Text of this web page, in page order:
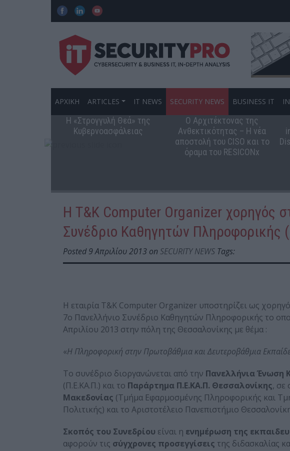
ΑΡΧΙΚΗ ARTICLES IT NEWS SECURITY NEWS BUSINESS IT
Η «Στρογγυλή Θεά» της
Κυβερνοασφάλειας
Ο Αρχιτέκτονας της
Ανθεκτικότητας – Η νέα
αποστολή του CISO και το
όραμα του RESICONx
Η Τ&Κ Computer Organizer χορηγός
Συνέδριο Καθηγητών Πληροφορικής
Posted 9 Απριλίου 2013 on SECURITY NEWS Tags:
H εταιρία Τ&Κ Computer Organizer υποστηρίζει ως
7ο Πανελλήνιο Συνέδριο Καθηγητών Πληροφορικής το
Απριλίου 2013 στην πόλη της Θεσσαλονίκης με θέμα :
«Η Πληροφορική στην Πρωτοβάθμια και Δευτεροβάθμια
Το συνέδριο διοργανώνεται από την Πανελλήνια Ένωση
(Π.Ε.ΚΑ.Π.) και το Παράρτημα Π.Ε.ΚΑ.Π. Θεσσαλονίκης, σε
Μακεδονίας (Τμήμα Εφαρμοσμένης Πληροφορικής και
Πολιτικής) και το Αριστοτέλειο Πανεπιστήμιο
Σκοπός του Συνεδρίου είναι η ενημέρωση της
αφορούν τις σύγχρονες προσεγγίσεις της διδασκαλίας